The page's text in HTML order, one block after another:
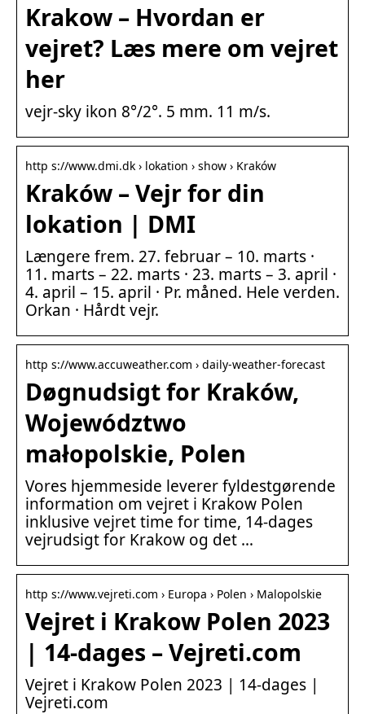
Krakow – Hvordan er
vejret? Læs mere om vejret
her
vejr-sky ikon 8°/2°. 5 mm. 11 m/s.
http s://www.dmi.dk › lokation › show › Kraków
Kraków – Vejr for din
lokation | DMI
Længere frem. 27. februar – 10. marts ·
11. marts – 22. marts · 23. marts – 3. april ·
4. april – 15. april · Pr. måned. Hele verden.
Orkan · Hårdt vejr.
http s://www.accuweather.com › daily-weather-forecast
Døgnudsigt for Kraków,
Województwo
małopolskie, Polen
Vores hjemmeside leverer fyldestgørende
information om vejret i Krakow Polen
inklusive vejret time for time, 14-dages
vejrudsigt for Krakow og det …
http s://www.vejreti.com › Europa › Polen › Malopolskie
Vejret i Krakow Polen 2023
| 14-dages – Vejreti.com
Vejret i Krakow Polen 2023 | 14-dages |
Vejreti.com